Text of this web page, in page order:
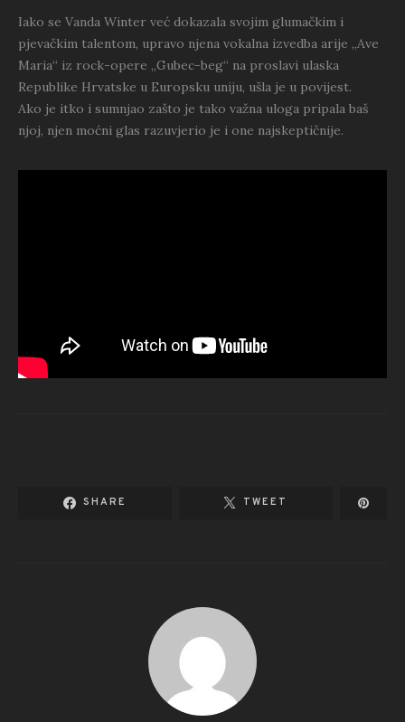
Iako se Vanda Winter već dokazala svojim glumačkim i
pjevačkim talentom, upravo njena vokalna izvedba arije „Ave
Maria“ iz rock-opere „Gubec-beg“ na proslavi ulaska
Republike Hrvatske u Europsku uniju, ušla je u povijest.
Ako je itko i sumnjao zašto je tako važna uloga pripala baš
njoj, njen moćni glas razuvjerio je i one najskeptičnije.
SHARE TWEET